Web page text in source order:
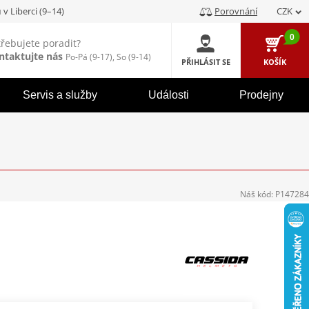
v Liberci (9–14) Porovnání CZK
poradit?
nás Po-Pá (9-17), So (9-14) PŘIHLÁSIT SE
0
KOŠÍK
Servis a služby Události Prodejny
Náš kód: P147284